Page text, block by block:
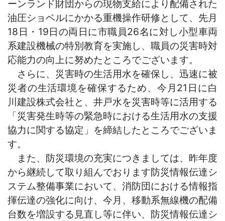
ーンランド財団からの現物支給により配備された
油圧ショベルにかかる重機操作研修として、先月
18日・19日の両日に市職員26名に対し小型車両
系建設機械の特別教育を実施し、職員の災害時対
応能力の向上に努めたところでございます。
さらに、災害時の生活用水を確保し、迅速に被
災者の生活環境を確保するため、今月21日に白
川建設株式会社と、井戸水を災害時等に活用する
「災害発生時等の緊急時における生活用水の支援
協力に関する協定」を締結したところでございま
す。
また、防災環境の充実につきましては、昨年度
から継続して取り組んでおります防災情報伝達シ
ステム整備事業において、消防団における情報指
揮伝達の強化に向け、今月、移動系無線機の配備
台数を増設する見直し等に伴い、防災情報伝達シ